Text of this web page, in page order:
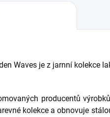
Waves je z jarnní kolekce
producentů
kolekce a obnovuje